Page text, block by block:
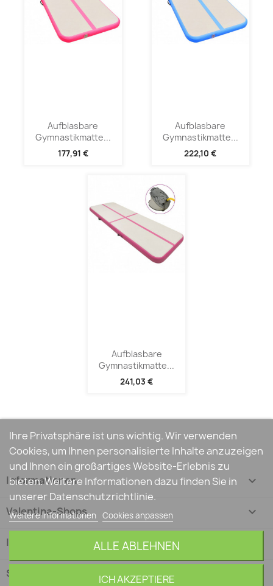
Aufblasbare
Gymnastikmatte...
177,91 €
Aufblasbare
Gymnastikmatte...
222,10 €
Aufblasbare
Gymnastikmatte...
241,03 €
Informationen 
Valentina-Shops 
Ihr Konto
Shop-Einstellungen
Ihre Privatsphäre ist uns wichtig. Wir verwenden
Cookies, um Ihnen personalisierte Inhalte anzuzeigen
und Ihnen ein großartiges Website-Erlebnis zu
bieten. Weitere Informationen dazu finden Sie in
unserer Datenschutzrichtlinie.
Weitere Informationen Cookies anpassen
ALLE ABLEHNEN
ICH AKZEPTIERE